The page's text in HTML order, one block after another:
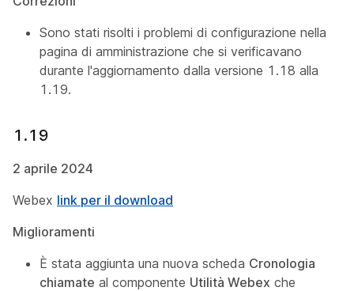
Sono stati risolti i problemi di configurazione nella
pagina di amministrazione che si verificavano
durante l'aggiornamento dalla versione 1.18 alla
1.19.
1.19
2 aprile 2024
Webex link per il download
Miglioramenti
È stata aggiunta una nuova scheda Cronologia
chiamate al componente Utilità Webex che